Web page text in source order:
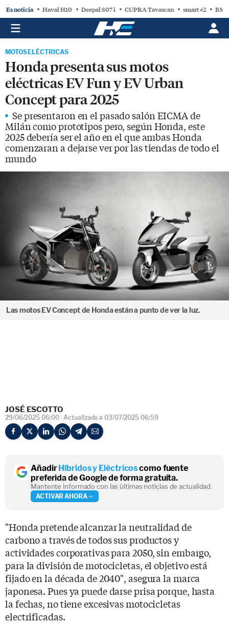
Es noticia Haval H10 Deepal S07 i CUPRA Tavascan smart #2
MOTOS ELÉCTRICAS
Honda presenta sus motos
eléctricas EV Fun y EV Urban
Concept para 2025
Se presentaron en el pasado salón EICMA de
Milán como prototipos pero, según Honda, este
2025 debería ser el año en el que ambas Honda
comenzaran a dejarse ver por las tiendas de todo el
mundo
Las motos EV Concept de Honda están a punto de ver la luz.
JOSÉ ESCOTTO
29/06/2025 06:00 Actualizado a 03/07/2025 06:59
AñadirHíbridos y Eléctricoscomo fuente
preferida de Google de forma gratuita.
Mantente informado con las últimas noticias de actualidad.
ACTIVAR AHORA
"Honda pretende alcanzar la neutralidad de
carbono a través de todos sus productos y
actividades corporativas para 2050, sin embargo,
para la división de motocicletas, el objetivo está
fijado en la década de 2040", asegura la marca
japonesa. Pues ya puede darse prisa porque, hasta
la fechas, no tiene excesivas motocicletas
electrificadas.